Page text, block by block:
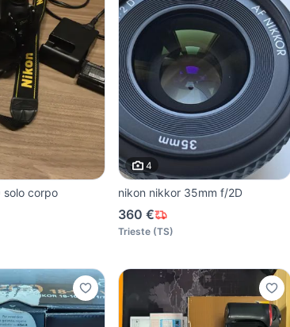
solo corpo
4
nikon nikkor 35mm f/2D
360 €
Trieste (TS)